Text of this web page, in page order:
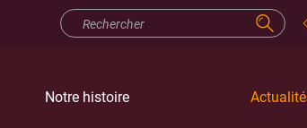
Notre histoire